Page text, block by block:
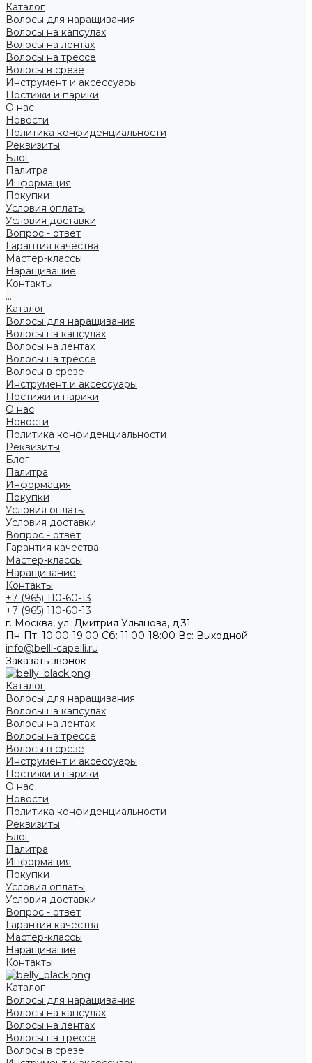
Каталог
Волосы для наращивания
Волосы на капсулах
Волосы на лентах
Волосы на трессе
Волосы в срезе
Инструмент и аксессуары
Постижи и парики
О нас
Новости
Политика конфиденциальности
Реквизиты
Блог
Палитра
Информация
Покупки
Условия оплаты
Условия доставки
Вопрос - ответ
Гарантия качества
Мастер-классы
Наращивание
Контакты
...
Каталог
Волосы для наращивания
Волосы на капсулах
Волосы на лентах
Волосы на трессе
Волосы в срезе
Инструмент и аксессуары
Постижи и парики
О нас
Новости
Политика конфиденциальности
Реквизиты
Блог
Палитра
Информация
Покупки
Условия оплаты
Условия доставки
Вопрос - ответ
Гарантия качества
Мастер-классы
Наращивание
Контакты
+7 (965) 110-60-13
+7 (965) 110-60-13
г. Москва, ул. Дмитрия Ульянова, д.31
Пн-Пт: 10:00-19:00 Cб: 11:00-18:00 Вс: Выходной
info@belli-capelli.ru
Заказать звонок
Каталог
Волосы для наращивания
Волосы на капсулах
Волосы на лентах
Волосы на трессе
Волосы в срезе
Инструмент и аксессуары
Постижи и парики
О нас
Новости
Политика конфиденциальности
Реквизиты
Блог
Палитра
Информация
Покупки
Условия оплаты
Условия доставки
Вопрос - ответ
Гарантия качества
Мастер-классы
Наращивание
Контакты
Каталог
Волосы для наращивания
Волосы на капсулах
Волосы на лентах
Волосы на трессе
Волосы в срезе